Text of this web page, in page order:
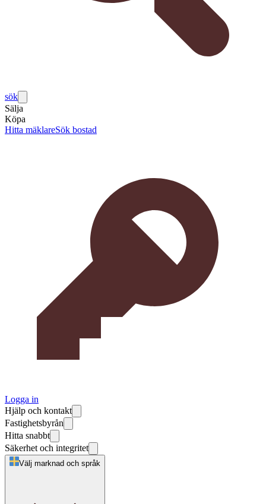
sök
Sälja
Köpa
Hitta mäklareSök bostad
Logga in
Hjälp och kontakt
Fastighetsbyrån
Hitta snabbt
Säkerhet och integritet
Välj marknad och språk